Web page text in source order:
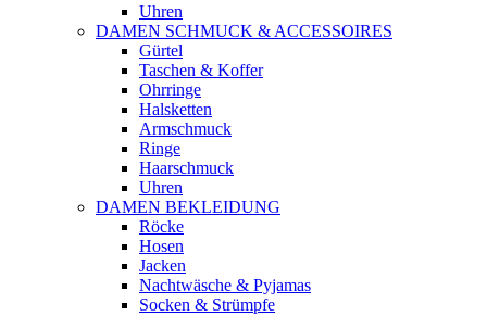
Uhren
DAMEN SCHMUCK & ACCESSOIRES
Gürtel
Taschen & Koffer
Ohrringe
Halsketten
Armschmuck
Ringe
Haarschmuck
Uhren
DAMEN BEKLEIDUNG
Röcke
Hosen
Jacken
Nachtwäsche & Pyjamas
Socken & Strümpfe